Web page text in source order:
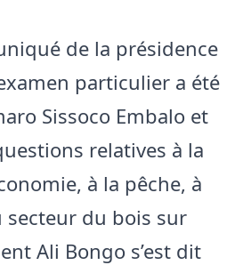
de la présidence
particulier a été
Sissoco Embalo et
relatives à la
à la pêche, à
secteur du bois sur
Ali Bongo s’est dit